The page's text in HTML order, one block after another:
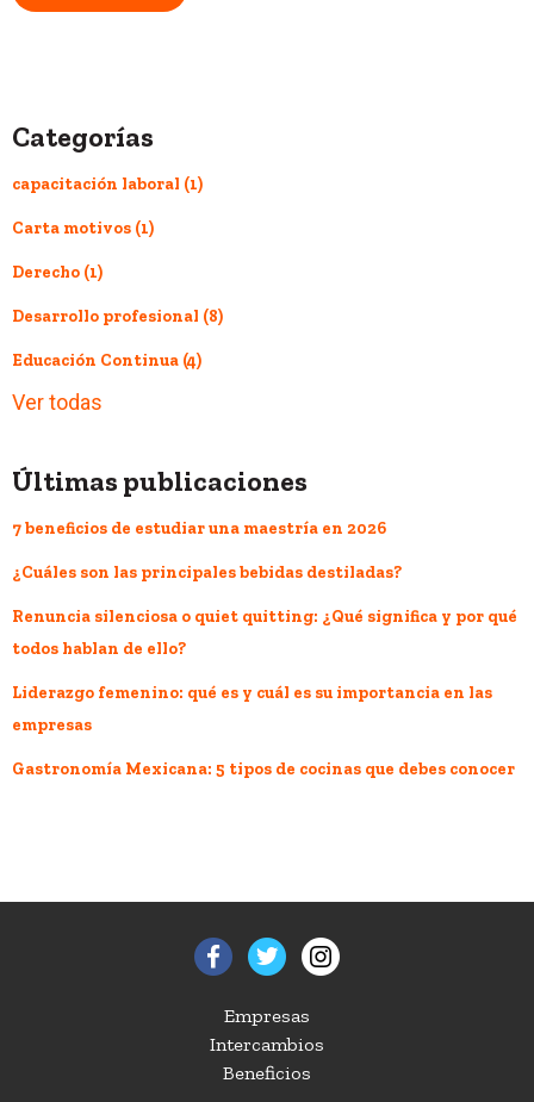
Categorías
capacitación laboral (1)
Carta motivos (1)
Derecho (1)
Desarrollo profesional (8)
Educación Continua (4)
Ver todas
Últimas publicaciones
7 beneficios de estudiar una maestría en 2026
¿Cuáles son las principales bebidas destiladas?
Renuncia silenciosa o quiet quitting: ¿Qué significa y por qué
todos hablan de ello?
Liderazgo femenino: qué es y cuál es su importancia en las
empresas
Gastronomía Mexicana: 5 tipos de cocinas que debes conocer
Empresas
Intercambios
Beneficios